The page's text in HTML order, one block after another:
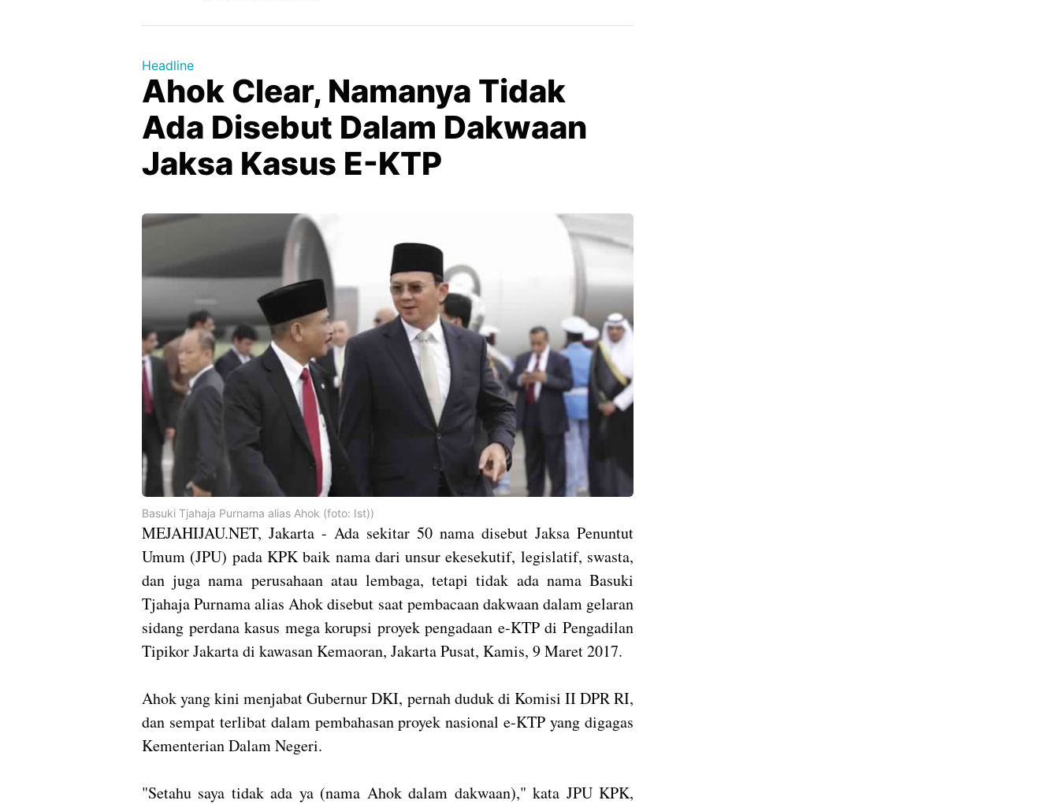
Headline
Ahok Clear, Namanya Tidak
Ada Disebut Dalam Dakwaan
Jaksa Kasus E-KTP
Basuki Tjahaja Purnama alias Ahok (foto: Ist))
MEJAHIJAU.NET, Jakarta - Ada sekitar 50 nama disebut Jaksa Penuntut
Umum (JPU) pada KPK baik nama dari unsur ekesekutif, legislatif, swasta,
dan juga nama perusahaan atau lembaga, tetapi tidak ada nama Basuki
Tjahaja Purnama alias Ahok disebut saat pembacaan dakwaan dalam gelaran
sidang perdana kasus mega korupsi proyek pengadaan e-KTP di Pengadilan
Tipikor Jakarta di kawasan Kemaoran, Jakarta Pusat, Kamis, 9 Maret 2017.
Ahok yang kini menjabat Gubernur DKI, pernah duduk di Komisi II DPR RI,
dan sempat terlibat dalam pembahasan proyek nasional e-KTP yang digagas
Kementerian Dalam Negeri.
"Setahu saya tidak ada ya (nama Ahok dalam dakwaan)," kata JPU KPK,